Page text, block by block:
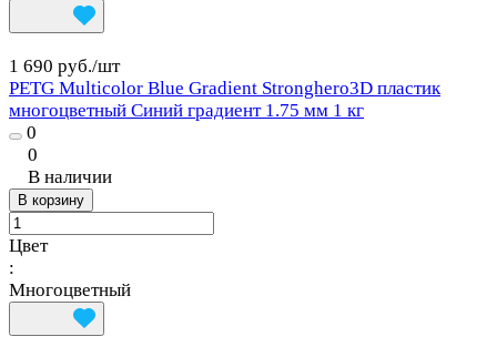
1 690 руб./шт
PETG Multicolor Blue Gradient Stronghero3D пластик
многоцветный Синий градиент 1.75 мм 1 кг
0
0
В наличии
В корзину
Цвет
:
Многоцветный